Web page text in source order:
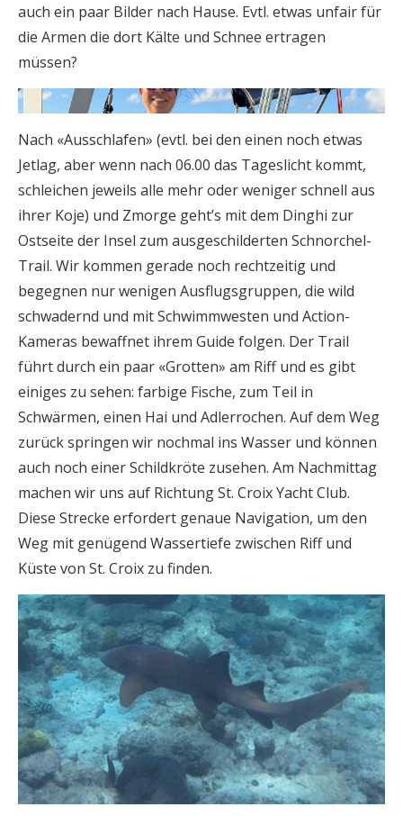
auch ein paar Bilder nach Hause. Evtl. etwas unfair für
die Armen die dort Kälte und Schnee ertragen
müssen?
Nach «Ausschlafen» (evtl. bei den einen noch etwas
Jetlag, aber wenn nach 06.00 das Tageslicht kommt,
schleichen jeweils alle mehr oder weniger schnell aus
ihrer Koje) und Zmorge geht’s mit dem Dinghi zur
Ostseite der Insel zum ausgeschilderten Schnorchel-
Trail. Wir kommen gerade noch rechtzeitig und
begegnen nur wenigen Ausflugsgruppen, die wild
schwadernd und mit Schwimmwesten und Action-
Kameras bewaffnet ihrem Guide folgen. Der Trail
führt durch ein paar «Grotten» am Riff und es gibt
einiges zu sehen: farbige Fische, zum Teil in
Schwärmen, einen Hai und Adlerrochen. Auf dem Weg
zurück springen wir nochmal ins Wasser und können
auch noch einer Schildkröte zusehen. Am Nachmittag
machen wir uns auf Richtung St. Croix Yacht Club.
Diese Strecke erfordert genaue Navigation, um den
Weg mit genügend Wassertiefe zwischen Riff und
Küste von St. Croix zu finden.